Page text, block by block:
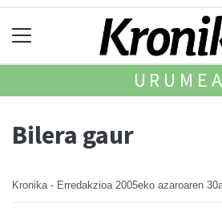
URUMEA
Bilera gaur
Kronika - Erredakzioa 2005eko azaroaren